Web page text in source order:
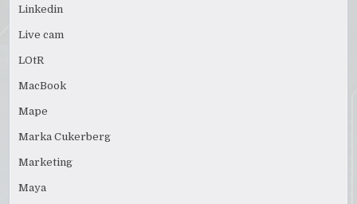
Linkedin
Live cam
LOtR
MacBook
Mape
Marka Cukerberg
Marketing
Maya